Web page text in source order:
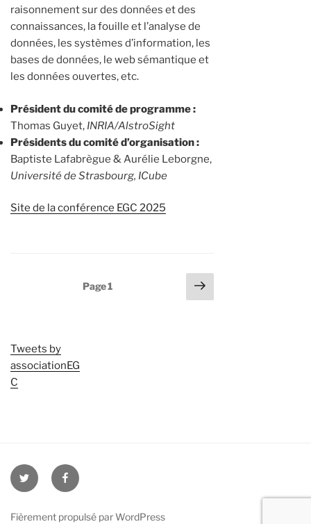
raisonnement sur des données et des
connaissances, la fouille et l’analyse de
données, les systèmes d’information, les
bases de données, le web sémantique et
les données ouvertes, etc.
Président du comité de programme :
Thomas Guyet, INRIA/AlstroSight
Présidents du comité d’organisation :
Baptiste Lafabrègue & Aurélie Leborgne,
Université de Strasbourg, ICube
Site de la conférence EGC 2025
Page1
Page
suivante
Tweets by
associationEG
C
twitter facebook
Fièrement propulsé par WordPress